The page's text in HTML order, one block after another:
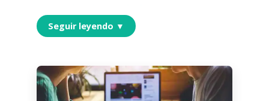
dependencias de apoyo
electrónico institucional
. Es
importante que para tu matrícula te
Seguir leyendo ▼